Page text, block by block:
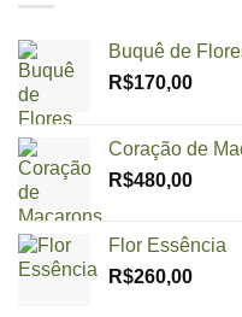
Buquê de
R$170,00
Coração de
R$480,00
Flor Essência
R$260,00